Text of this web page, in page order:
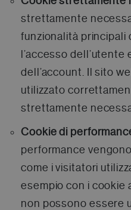
strettamente
funzionalità principali
l’accesso dell’utente
dell’account. Il sito
utilizzato
strettamente
Cookie di
performance
come i visitatori
esempio con i cookie
non possono essere